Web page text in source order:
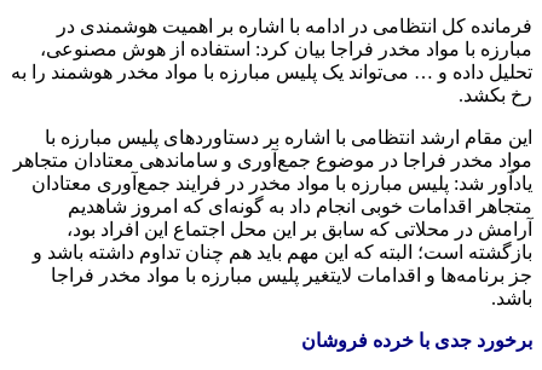
فرمانده کل انتظامی در ادامه با اشاره بر اهمیت هوشمندی در
مبارزه با مواد مخدر فراجا بیان کرد: استفاده از هوش مصنوعی،
تحلیل داده و … می‌تواند یک پلیس مبارزه با مواد مخدر هوشمند را به
رخ بکشد.
این مقام ارشد انتظامی با اشاره بر دستاوردهای پلیس مبارزه با
مواد مخدر فراجا در موضوع جمع‌آوری و ساماندهی معتادان متجاهر
یادآور شد: پلیس مبارزه با مواد مخدر در فرایند جمع‌آوری معتادان
متجاهر اقدامات خوبی انجام داد به گونه‌ای که امروز شاهدیم
آرامش در محلاتی که سابق بر این محل اجتماع این افراد بود،
بازگشته است؛ البته که این مهم باید هم چنان تداوم داشته باشد و
جز برنامه‌ها و اقدامات لایتغیر پلیس مبارزه با مواد مخدر فراجا
باشد.
برخورد جدی با خرده فروشان